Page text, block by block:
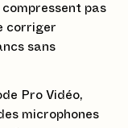
pas
corriger
sans
Pro Vidéo,
microphones